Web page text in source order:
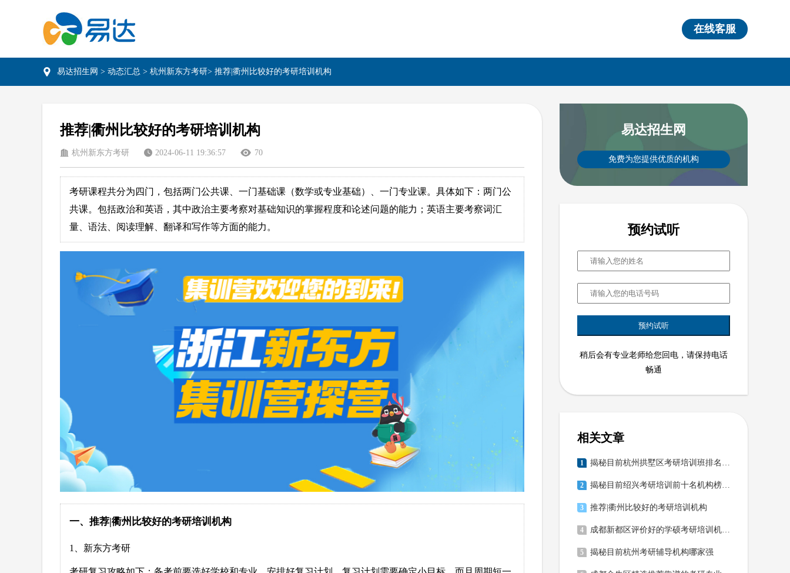
在线客服
易达招生网 > 动态汇总 > 杭州新东方考研> 推荐|衢州比较好的考研培训机构
推荐|衢州比较好的考研培训机构
杭州新东方考研 2024-06-11 19:36:57 70
考研课程共分为四门，包括两门公共课、一门基础课（数学或专业基础）、一门专业课。具体如下：两门公
共课。包括政治和英语，其中政治主要考察对基础知识的掌握程度和论述问题的能力；英语主要考察词汇
量、语法、阅读理解、翻译和写作等方面的能力。
一、推荐|衢州比较好的考研培训机构
1、新东方考研
易达招生网
免费为您提供优质的机构
预约试听
稍后会有专业老师给您回电，请保持电话
畅通
相关文章
1 揭秘目前杭州拱墅区考研培训班排名机构一览
2 揭秘目前绍兴考研培训前十名机构榜单推荐
3 推荐|衢州比较好的考研培训机构
4 成都新都区评价好的学硕考研培训机构名单排名汇总
5 揭秘目前杭州考研辅导机构哪家强